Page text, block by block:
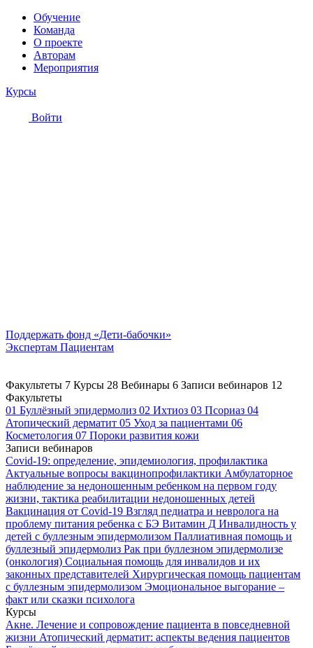
Обучение
Команда
О проекте
Авторам
Мероприятия
Курсы
Войти
Поддержать фонд «Дети-бабочки»
Экспертам Пациентам
Факультеты 7 Курсы 28 Вебинары 6 Записи вебинаров 12
Факультеты
01 Буллёзный эпидермолиз 02 Ихтиоз 03 Псориаз 04
Атопический дерматит 05 Уход за пациентами 06
Косметология 07 Пороки развития кожи
Записи вебинаров
Covid-19: определение, эпидемиология, профилактика
Актуальные вопросы вакцинопрофилактики Амбулаторное
наблюдение за недоношенным ребенком на первом году
жизни, тактика реабилитации недоношенных детей
Вакцинация от Covid-19 Взгляд педиатра и невролога на
проблему питания ребенка с БЭ Витамин Д Инвалидность у
детей с буллезным эпидермолизом Паллиативная помощь и
буллезный эпидермолиз Рак при буллезном эпидермолизе
(онкология) Социальная помощь для инвалидов и их
законных представителей Хирургическая помощь пациентам
с буллезным эпидермолизом Эмоциональное выгорание –
факт или сказки психолога
Курсы
Акне. Лечение и сопровождение пациента в повседневной
жизни Атопический дерматит: аспекты ведения пациентов